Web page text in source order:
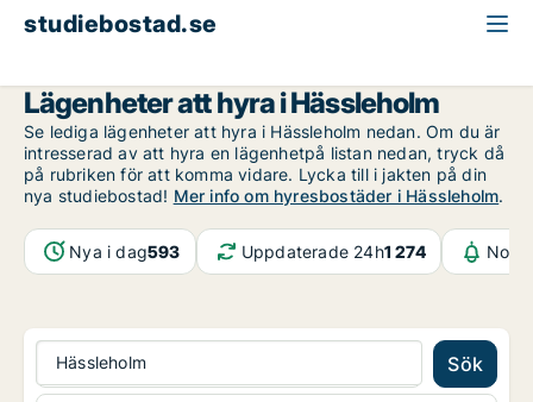
studiebostad.se
Lägenheter att hyra i Hässleholm
Se lediga lägenheter att hyra i Hässleholm nedan. Om du är
intresserad av att hyra en lägenhetpå listan nedan, tryck då
på rubriken för att komma vidare. Lycka till i jakten på din
nya studiebostad! Mer info om hyresbostäder i Hässleholm.
Nya i dag593 Uppdaterade 24h1 274
Hässleholm Sök